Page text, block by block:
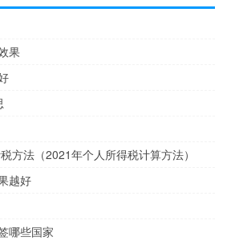
果
方法（2021年个人所得税计算方法）
越好
哪些国家